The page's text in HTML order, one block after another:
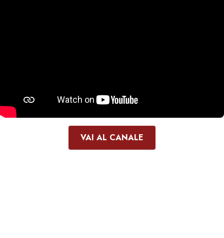
VAI AL CANALE